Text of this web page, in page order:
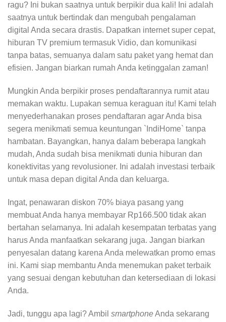
ragu? Ini bukan saatnya untuk berpikir dua kali! Ini adalah
saatnya untuk bertindak dan mengubah pengalaman
digital Anda secara drastis. Dapatkan internet super cepat,
hiburan TV premium termasuk Vidio, dan komunikasi
tanpa batas, semuanya dalam satu paket yang hemat dan
efisien. Jangan biarkan rumah Anda ketinggalan zaman!
Mungkin Anda berpikir proses pendaftarannya rumit atau
memakan waktu. Lupakan semua keraguan itu! Kami telah
menyederhanakan proses pendaftaran agar Anda bisa
segera menikmati semua keuntungan `IndiHome` tanpa
hambatan. Bayangkan, hanya dalam beberapa langkah
mudah, Anda sudah bisa menikmati dunia hiburan dan
konektivitas yang revolusioner. Ini adalah investasi terbaik
untuk masa depan digital Anda dan keluarga.
Ingat, penawaran diskon 70% biaya pasang yang
membuat Anda hanya membayar Rp166.500 tidak akan
bertahan selamanya. Ini adalah kesempatan terbatas yang
harus Anda manfaatkan sekarang juga. Jangan biarkan
penyesalan datang karena Anda melewatkan promo emas
ini. Kami siap membantu Anda menemukan paket terbaik
yang sesuai dengan kebutuhan dan ketersediaan di lokasi
Anda.
Jadi, tunggu apa lagi? Ambil smartphoneAnda sekarang